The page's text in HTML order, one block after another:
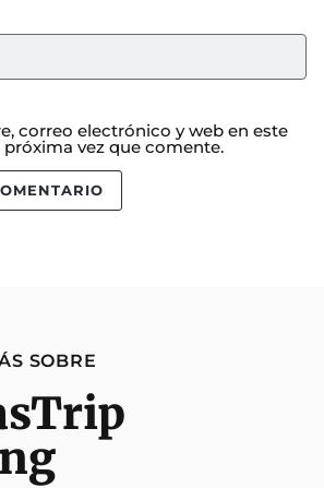
correo electrónico y web en este
próxima vez que comente.
SOBRE
Trip